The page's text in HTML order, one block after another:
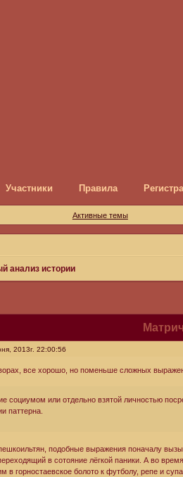
Участники Правила
Активные темы
анализ истории
2013г. 22:00:56
все хорошо, но поменьше сложных
социумом или отдельно взятой личностью
паттерна.
подобные выражения поначалу
в сотояние лёгкой паники. А во
в горностаевское болото к футболу, репе и